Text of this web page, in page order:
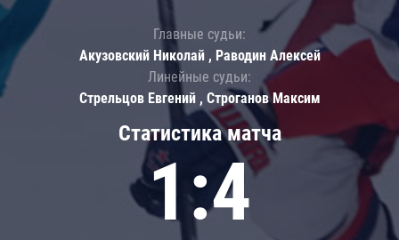
Статистика матча
1:4
Главные судьи:
Акузовский Николай , Раводин Алексей
Линейные судьи:
Стрельцов Евгений , Строганов Максим